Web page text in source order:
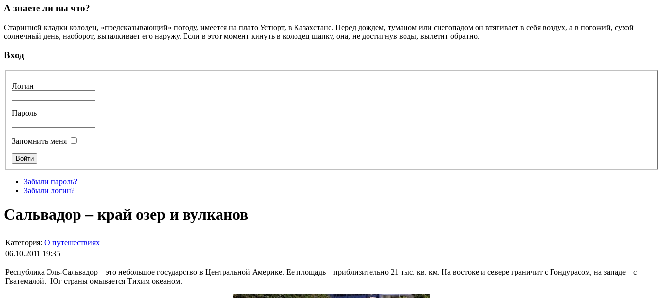
А знаете ли вы что?
Старинной кладки колодец, «предсказывающий» погоду, имеется на плато Устюрт, в Казахстане. Перед дождем, туманом или снегопадом он втягивает в себя воздух, а в погожий, сухой
солнечный день, наоборот, выталкивает его наружу. Если в этот момент кинуть в колодец шапку, она, не достигнув воды, вылетит обратно.
Вход
Логин
Пароль
Запомнить меня
Забыли пароль?
Забыли логин?
Сальвадор – край озер и вулканов
Категория: О путешествиях
06.10.2011 19:35
Республика Эль-Сальвадор – это небольшое государство в Центральной Америке. Ее площадь – приблизительно 21 тыс. кв. км. На востоке и севере граничит с Гондурасом, на западе – с
Гватемалой. Юг страны омывается Тихим океаном.